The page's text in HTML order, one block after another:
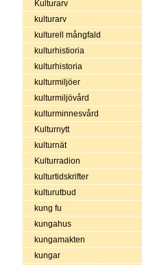
Kulturarv
kulturarv
kulturell mångfald
kulturhistioria
kulturhistoria
kulturmiljöer
kulturmiljövård
kulturminnesvård
Kulturnytt
kulturnät
Kulturradion
kulturtidskrifter
kulturutbud
kung fu
kungahus
kungamakten
kungar